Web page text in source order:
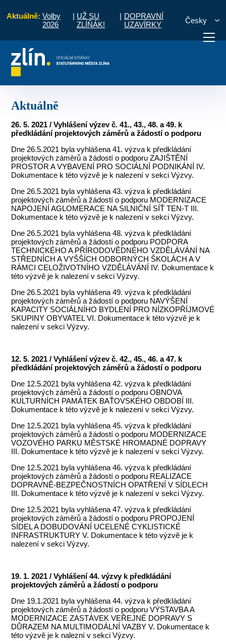
Aktuálně: Volby
2026
| UŽ SU
ZLÍŇÁK!
| DOPRAVNÍ
UZAVÍRKY
Česky
vyřídit
Aktuálně
26. 5. 2021 / Vyhlášení výzev č. 41., 43., 48. a 49. k
předkládání projektových záměrů a žádostí o podporu
Dne 26.5.2021 byla vyhlášena 41. výzva k předkládání
projektových záměrů a žádostí o podporu ZAJIŠTĚNÍ
PROSTOR A VYBAVENÍ PRO SOCIÁLNÍ PODNIKÁNÍ IV.
Dokumentace k této výzvě je k nalezení v sekci Výzvy.
Dne 26.5.2021 byla vyhlášena 43. výzva k předkládání
projektových záměrů a žádostí o podporu MODERNIZACE
NAPOJENÍ AGLOMERACE NA SILNIČNÍ SÍŤ TEN-T III.
Dokumentace k této výzvě je k nalezení v sekci Výzvy.
Dne 26.5.2021 byla vyhlášena 48. výzva k předkládání
projektových záměrů a žádostí o podporu PODPORA
TECHNICKÉHO A PŘÍRODOVĚDNÉHO VZDĚLÁVÁNÍ NA
STŘEDNÍCH A VYŠŠÍCH ODBORNÝCH ŠKOLÁCH A V
RÁMCI CELOŽIVOTNÍHO VZDĚLÁVÁNÍ IV. Dokumentace k
této výzvě je k nalezení v sekci Výzvy.
Dne 26.5.2021 byla vyhlášena 49. výzva k předkládání
projektových záměrů a žádostí o podporu NAVÝŠENÍ
KAPACITY SOCIÁLNÍHO BYDLENÍ PRO NÍZKOPŘÍJMOVÉ
SKUPINY OBYVATEL VI. Dokumentace k této výzvě je k
nalezení v sekci Výzvy.
12. 5. 2021 / Vyhlášení výzev č. 42., 45., 46. a 47. k
předkládání projektových záměrů a žádostí o podporu
Dne 12.5.2021 byla vyhlášena 42. výzva k předkládání
projektových záměrů a žádostí o podporu OBNOVA
KULTURNÍCH PAMÁTEK BAŤOVSKÉHO OBDOBÍ III.
Dokumentace k této výzvě je k nalezení v sekci Výzvy.
Dne 12.5.2021 byla vyhlášena 45. výzva k předkládání
projektových záměrů a žádostí o podporu MODERNIZACE
VOZOVÉHO PARKU MĚSTSKÉ HROMADNÉ DOPRAVY
III. Dokumentace k této výzvě je k nalezení v sekci Výzvy.
Dne 12.5.2021 byla vyhlášena 46. výzva k předkládání
projektových záměrů a žádostí o podporu REALIZACE
DOPRAVNĚ-BEZPEČNOSTNÍCH OPATŘENÍ V SÍDLECH
III. Dokumentace k této výzvě je k nalezení v sekci Výzvy.
Dne 12.5.2021 byla vyhlášena 47. výzva k předkládání
projektových záměrů a žádostí o podporu PROPOJENÍ
SÍDEL A DOBUDOVÁNÍ UCELENÉ CYKLISTICKÉ
INFRASTRUKTURY V. Dokumentace k této výzvě je k
nalezení v sekci Výzvy.
19. 1. 2021 / Vyhlášení 44. výzvy k předkládání
projektových záměrů a žádostí o podporu
Dne 19.1.2021 byla vyhlášena 44. výzva k předkládání
projektových záměrů a žádostí o podporu VÝSTAVBA A
MODERNIZACE ZASTÁVEK VEŘEJNÉ DOPRAVY S
DŮRAZEM NA MULTIMODÁLNÍ VAZBY V. Dokumentace k
této výzvě je k nalezní v sekci Výzvy.